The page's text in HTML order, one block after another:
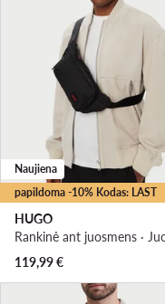
papildoma -10% Kodas: LAST
Naujiena
HUGO
Rankinė ant juosmens ·
119,99€